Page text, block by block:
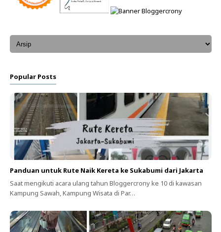
Popular Posts
Panduan untuk Rute Naik Kereta ke Sukabumi dari Jakarta
Saat mengikuti acara ulang tahun Bloggercrony ke 10 di kawasan
Kampung Sawah, Kampung Wisata di Par…